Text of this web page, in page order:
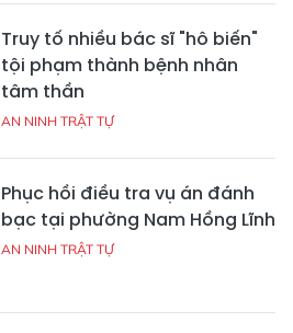
Truy tố nhiều bác sĩ "hô biến"
tội phạm thành bệnh nhân
tâm thần
AN NINH TRẬT TỰ
Phục hồi điều tra vụ án đánh
bạc tại phường Nam Hồng Lĩnh
AN NINH TRẬT TỰ